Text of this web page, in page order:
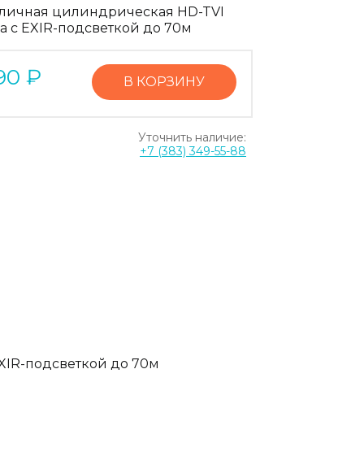
цилиндрическая HD-TVI
с EXIR-подсветкой до 70м
₽ В КОРЗИНУ
Уточнить наличие:
+7 (383) 349-55-88
подсветкой до 70м